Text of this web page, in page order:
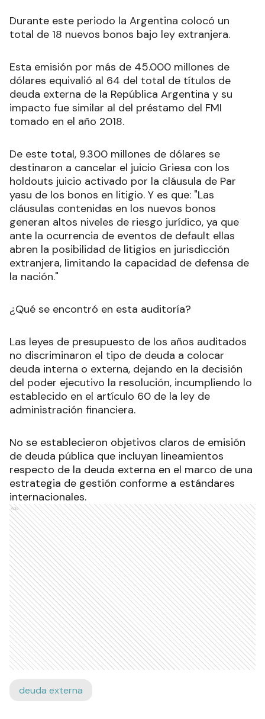
Durante este periodo la Argentina colocó un
total de 18 nuevos bonos bajo ley extranjera.
Esta emisión por más de 45.000 millones de
dólares equivalió al 64 del total de títulos de
deuda externa de la República Argentina y su
impacto fue similar al del préstamo del FMI
tomado en el año 2018.
De este total, 9.300 millones de dólares se
destinaron a cancelar el juicio Griesa con los
holdouts juicio activado por la cláusula de Par
yasu de los bonos en litigio. Y es que: "Las
cláusulas contenidas en los nuevos bonos
generan altos niveles de riesgo jurídico, ya que
ante la ocurrencia de eventos de default ellas
abren la posibilidad de litigios en jurisdicción
extranjera, limitando la capacidad de defensa de
la nación."
¿Qué se encontró en esta auditoría?
Las leyes de presupuesto de los años auditados
no discriminaron el tipo de deuda a colocar
deuda interna o externa, dejando en la decisión
del poder ejecutivo la resolución, incumpliendo lo
establecido en el artículo 60 de la ley de
administración financiera.
No se establecieron objetivos claros de emisión
de deuda pública que incluyan lineamientos
respecto de la deuda externa en el marco de una
estrategia de gestión conforme a estándares
internacionales.
Ads
deuda externa